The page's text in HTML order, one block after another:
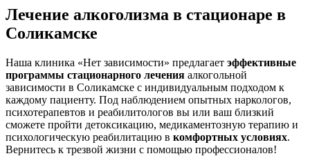
Лечение алкоголизма в стационаре в
Соликамске
Наша клиника «Нет зависимости» предлагает эффективные
программы стационарного лечения алкогольной
зависимости в Соликамске с индивидуальным подходом к
каждому пациенту. Под наблюдением опытных наркологов,
психотерапевтов и реабилитологов вы или ваш близкий
сможете пройти детоксикацию, медикаментозную терапию и
психологическую реабилитацию в комфортных условиях.
Вернитесь к трезвой жизни с помощью профессионалов!